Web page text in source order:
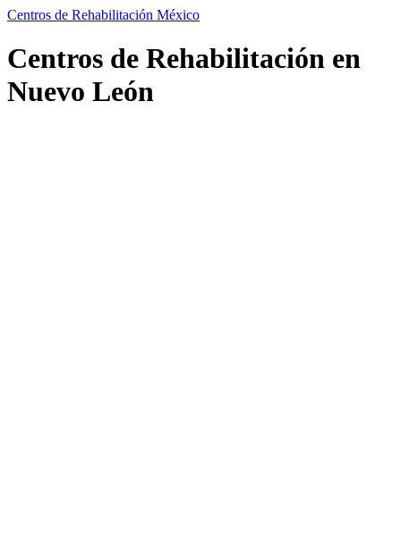
Centros de Rehabilitación México
Centros de Rehabilitación en
Nuevo León